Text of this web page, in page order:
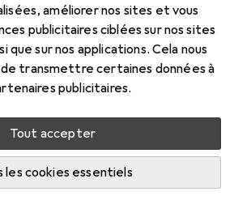
améliorer nos sites et vous
publicitaires ciblées sur nos sites
que sur nos applications. Cela nous
transmettre certaines données à
publicitaires.
Tout accepter
les cookies essentiels